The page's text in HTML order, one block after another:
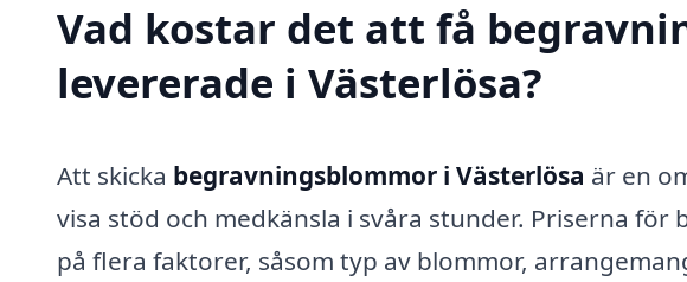
Vad kostar det att få
levererade i Västerlösa?
Att skicka begravningsblommor i Västerlösa är en
visa stöd och medkänsla i svåra stunder. Priserna
på flera faktorer, såsom typ av blommor,